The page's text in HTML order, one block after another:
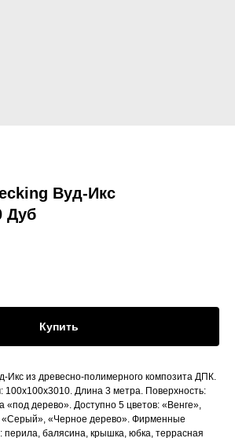
Вуд-Икс
Дуб
Купить
Икс из древесно-полимерного композита ДПК.
Длина 3 метра. Поверхность:
дерево». Доступно 5 цветов: «Венге»,
«Серый», «Черное дерево». Фирменные
перила, балясина, крышка, юбка, террасная